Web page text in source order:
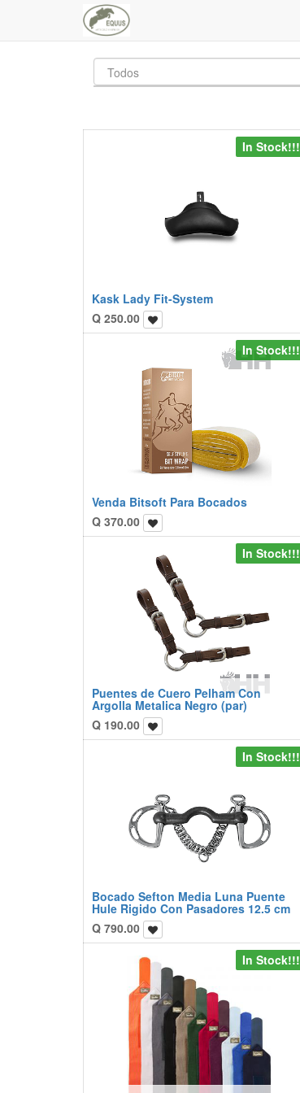
Kask Lady Fit-System
Q 250.00
In Stock!!!
Venda Bitsoft Para Bocados
Q 370.00
In Stock!!!
Puentes de Cuero Pelham Con
Argolla Metalica Negro (par)
Q 190.00
In Stock!!!
Bocado Sefton Media Luna Puente
Hule Rigido Con Pasadores 12.5 cm
Q 790.00
In Stock!!!
In Stock!!!